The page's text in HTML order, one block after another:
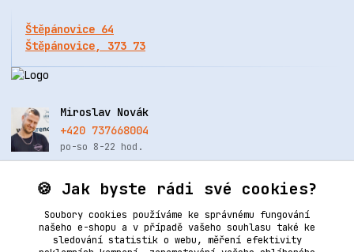
Štěpánovice 64
Štěpánovice, 373 73
Miroslav Novák
+420 737668004
po-so 8-22 hod.
info@renovacekuze.cz
🍪 Jak byste rádi své cookies?
Soubory cookies používáme ke správnému fungování
našeho e-shopu a v případě vašeho souhlasu také ke
sledování statistik o webu, měření efektivity